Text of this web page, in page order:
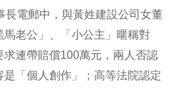
長電郵中，與黃姓建設公司女董
老公」、「小公主」暱稱對
連帶賠償100萬元，兩人否認
「個人創作」；高等法院認定